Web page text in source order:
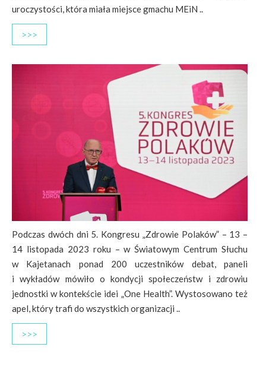
uroczystości, która miała miejsce gmachu MEiN ..
>>>
Podczas dwóch dni 5. Kongresu „Zdrowie Polaków” – 13 –
14 listopada 2023 roku – w Światowym Centrum Słuchu
w Kajetanach ponad 200 uczestników debat, paneli
i wykładów mówiło o kondycji społeczeństw i zdrowiu
jednostki w kontekście idei „One Health”. Wystosowano też
apel, który trafi do wszystkich organizacji ..
>>>